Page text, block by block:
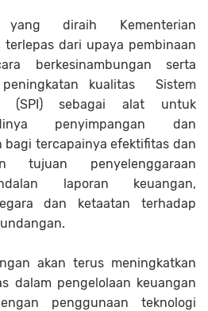
diraih Kementerian
dari upaya pembinaan
berkesinambungan serta
kualitas
Sistem
(SPI) sebagai alat untuk
penyimpangan dan
bagi tercapainya efektifitas dan
tujuan penyelenggaraan
laporan keuangan,
dan ketaatan terhadap
akan terus meningkatkan
dalam pengelolaan keuangan
penggunaan teknologi